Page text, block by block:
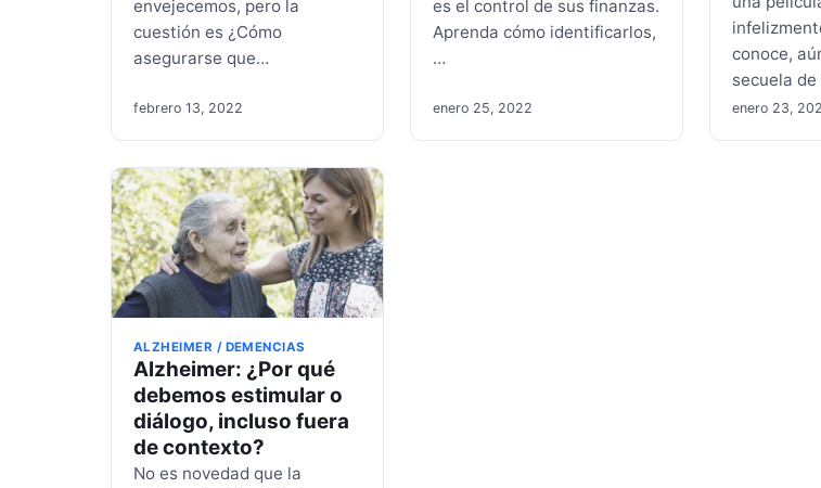
envejecemos, pero la
cuestión es ¿Cómo
asegurarse que…
febrero 13, 2022
es el control de sus finanzas.
Aprenda cómo identificarlos,
…
enero 25, 2022
conoce,
secuela
enero 23,
ALZHEIMER / DEMENCIAS
Alzheimer: ¿Por qué
debemos estimular o
diálogo, incluso fuera
de contexto?
No es novedad que la